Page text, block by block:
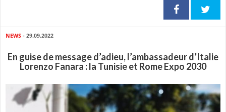
NEWS - 29.09.2022
En guise de message d’adieu, l’ambassadeur d’Italie
Lorenzo Fanara : la Tunisie et Rome Expo 2030